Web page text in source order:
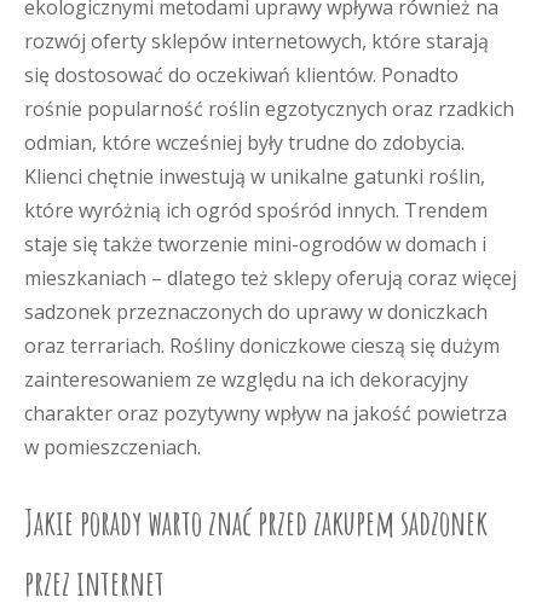
ekologicznymi metodami uprawy wpływa również na
rozwój oferty sklepów internetowych, które starają
się dostosować do oczekiwań klientów. Ponadto
rośnie popularność roślin egzotycznych oraz rzadkich
odmian, które wcześniej były trudne do zdobycia.
Klienci chętnie inwestują w unikalne gatunki roślin,
które wyróżnią ich ogród spośród innych. Trendem
staje się także tworzenie mini-ogrodów w domach i
mieszkaniach – dlatego też sklepy oferują coraz więcej
sadzonek przeznaczonych do uprawy w doniczkach
oraz terrariach. Rośliny doniczkowe cieszą się dużym
zainteresowaniem ze względu na ich dekoracyjny
charakter oraz pozytywny wpływ na jakość powietrza
w pomieszczeniach.
Jakie porady warto znać przed zakupem sadzonek
przez internet